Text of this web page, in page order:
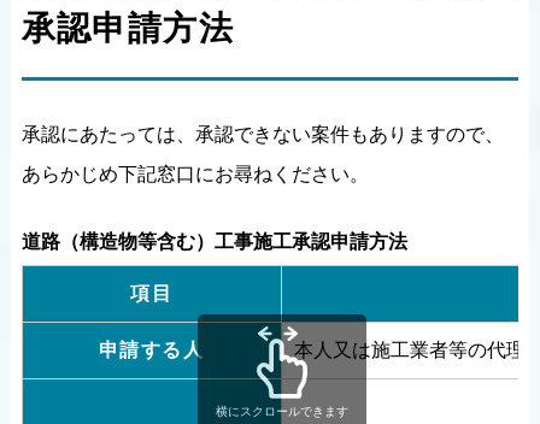
承認申請方法
承認にあたっては、承認できない案件もありますので、
あらかじめ下記窓口にお尋ねください。
道路（構造物等含む）工事施工承認申請方法
項目
申請する人 本人又は施工業者等の代理
横にスクロールできます